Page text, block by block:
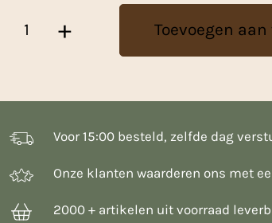
+ Toevoegen
Voor 15:00 besteld, zelfde dag
Onze klanten waarderen ons met
2000 + artikelen uit voorraad